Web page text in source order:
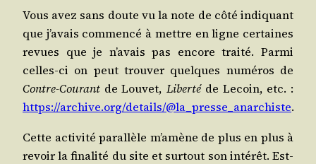
Vous avez sans doute vu la note de côté indi­quant
que j’avais com­men­cé à mettre en ligne cer­taines
revues que je n’avais pas encore trai­té. Par­mi
celles-ci on peut trou­ver quelques numé­ros de
Contre-Cou­rant de Lou­vet,Liber­téde Lecoin, etc. :
https://archive.org/details/@la_presse_anarchiste.
Cette acti­vi­té paral­lèle m’amène de plus en plus à
revoir la fina­li­té du site et sur­tout son inté­rêt. Est-